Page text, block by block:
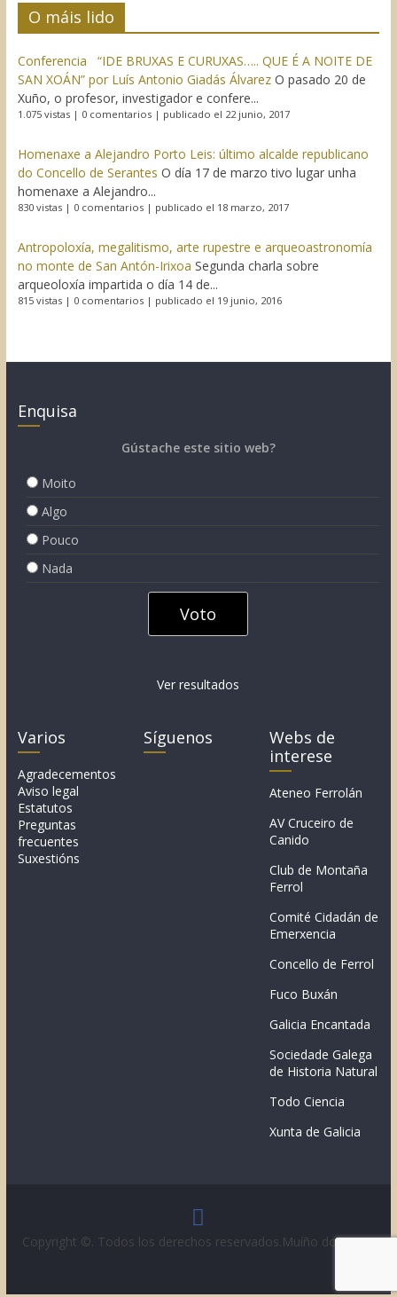
O máis lido
Conferencia “IDE BRUXAS E CURUXAS….. QUE É A NOITE DE
SAN XOÁN” por Luís Antonio Giadás Álvarez O pasado 20 de
Xuño, o profesor, investigador e confere...
1.075 vistas| 0 comentarios| publicado el 22 junio, 2017
Homenaxe a Alejandro Porto Leis: último alcalde republicano
do Concello de Serantes O día 17 de marzo tivo lugar unha
homenaxe a Alejandro...
830 vistas| 0 comentarios| publicado el 18 marzo, 2017
Antropoloxía, megalitismo, arte rupestre e arqueoastronomía
no monte de San Antón-Irixoa Segunda charla sobre
arqueoloxía impartida o día 14 de...
815 vistas| 0 comentarios| publicado el 19 junio, 2016
Enquisa
Gústache este sitio web?
Moito
Algo
Pouco
Nada
Ver resultados
Varios
Agradecementos
Aviso legal
Estatutos
Preguntas
frecuentes
Suxestións
Síguenos
Webs de
interese
Ateneo Ferrolán
AV Cruceiro de
Canido
Club de Montaña
Ferrol
Comité Cidadán de
Emerxencia
Concello de Ferrol
Fuco Buxán
Galicia Encantada
Sociedade Galega
de Historia Natural
Todo Ciencia
Xunta de Galicia